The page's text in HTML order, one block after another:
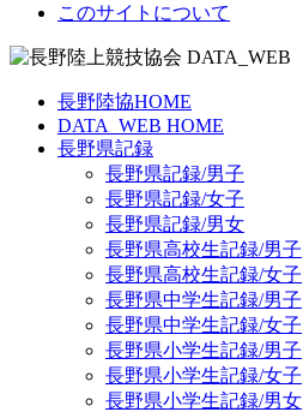
このサイトについて
長野陸協HOME
DATA_WEB HOME
長野県記録
長野県記録/男子
長野県記録/女子
長野県記録/男女
長野県高校生記録/男子
長野県高校生記録/女子
長野県中学生記録/男子
長野県中学生記録/女子
長野県小学生記録/男子
長野県小学生記録/女子
長野県小学生記録/男女